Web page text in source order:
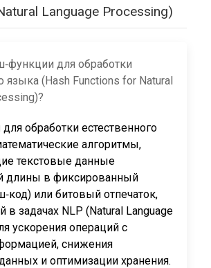
Language Processing)
для обработки
языка (Hash Functions for Natural
обработки естественного
алгоритмы,
текстовые данные
длины в фиксированный
или битовый отпечаток,
в задачах NLP (Natural Language
ускорения операций с
снижения
и оптимизации хранения.